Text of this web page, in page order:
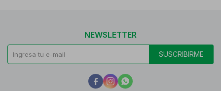
NEWSLETTER
SUSCRIBIRME
  